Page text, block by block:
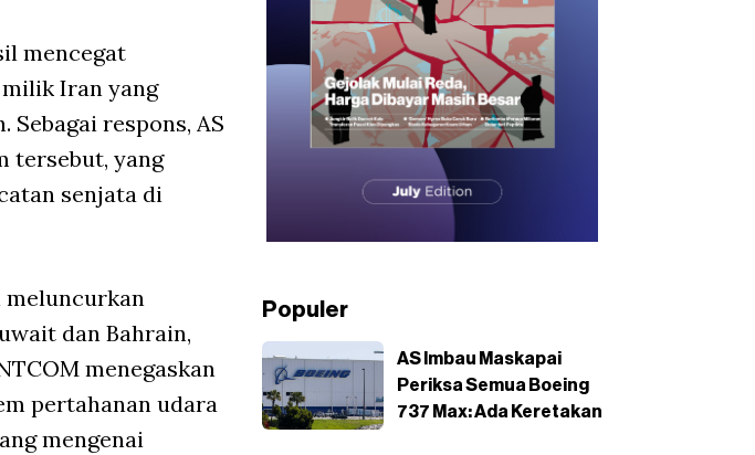
mencegat
Iran yang
respons, AS
tersebut, yang
senjata di
meluncurkan
dan Bahrain,
menegaskan
pertahanan udara
mengenai
Populer
AS Imbau Maskapai
Periksa Semua Boeing
737 Max: Ada Keretakan